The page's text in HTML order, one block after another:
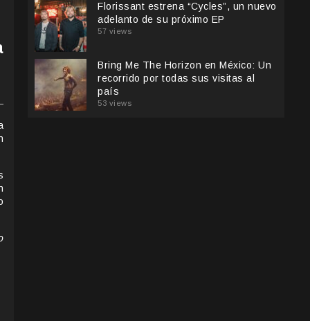
Florissant estrena “Cycles”, un nuevo
adelanto de su próximo EP
57 views
Bring Me The Horizon en México: Un
recorrido por todas sus visitas al
país
53 views